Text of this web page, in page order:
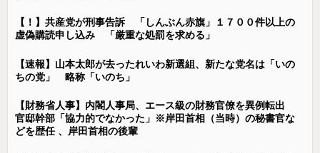
【！】共産党が刑事告訴 「しんぶん赤旗」１７００件以上の
虚偽購読申し込み 「厳重な処罰を求める」
【速報】山本太郎が去ったれいわ新選組、新たな党名は「いの
ちの党」 略称「いのち」
【財務省人事】内閣人事局、エース級の財務官僚を異例転出
官邸幹部「協力的でなかった」※岸田首相（当時）の秘書官な
どを歴任 、岸田首相の後輩